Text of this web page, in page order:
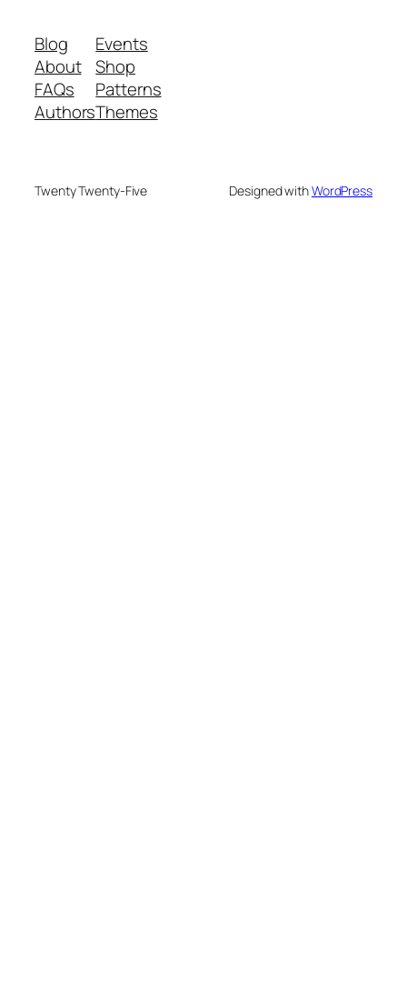
Blog
About
FAQs
Authors
Events
Shop
Patterns
Themes
Twenty Twenty-Five Designed withWordPress